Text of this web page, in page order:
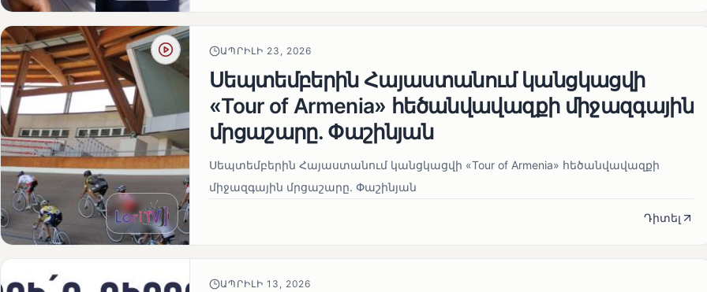
ԱՊՐԻԼԻ 23, 2026
Սեպտեմբերին Հայաստանում կանցկացվի
«Tour of Armenia» հեծանվավազքի միջազգային
մրցաշարը. Փաշինյան
Սեպտեմբերին Հայաստանում կանցկացվի «Tour of Armenia» հեծանվավազքի
միջազգային մրցաշարը. Փաշինյան
Դիտել
ԱՊՐԻԼԻ 13, 2026